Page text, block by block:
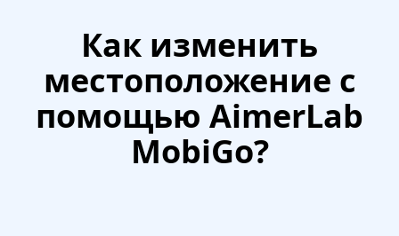
Как изменить
местоположение с
помощью AimerLab
MobiGo?